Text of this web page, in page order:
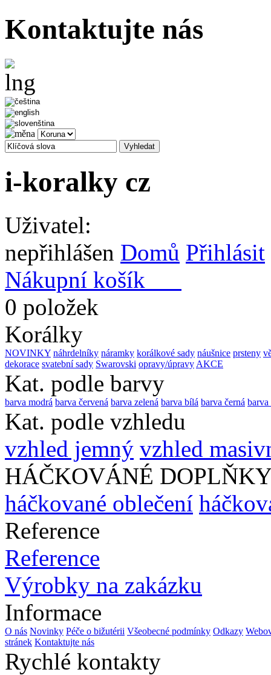
Kontaktujte nás
i-koralky cz
Uživatel:
nepřihlášen Domů Přihlásit
Nákupní košík
0 položek
Korálky
NOVINKY náhrdelníky náramky korálkové sady náušnice prsteny
dekorace svatební sady Swarovski opravy/úpravy AKCE
Kat. podle barvy
barva modrá barva červená barva zelená barva bílá barva černá barva
Kat. podle vzhledu
vzhled jemný vzhled
HÁČKOVÁNÉ
háčkované oblečení
Reference
Reference
Výrobky na zakázku
Informace
O nás Novinky Péče o bižutérii Všeobecné podmínky Odkazy
stránek Kontaktujte nás
Rychlé kontakty